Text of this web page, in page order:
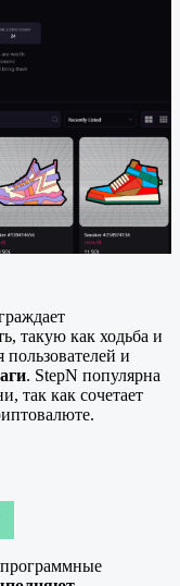
такую как ходьба и
и
. StepN популярна
так как сочетает